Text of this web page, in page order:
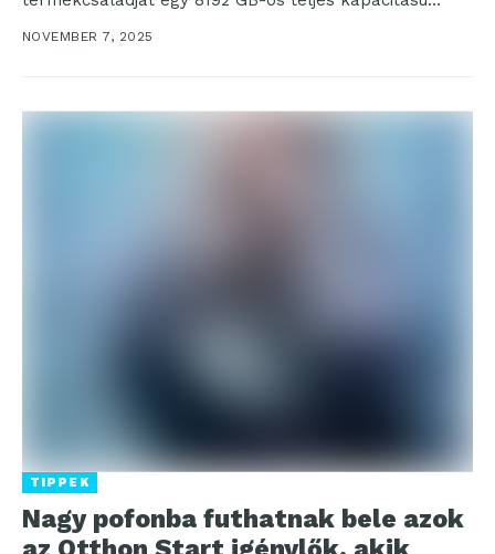
NOVEMBER 7, 2025
TIPPEK
Nagy pofonba futhatnak bele azok